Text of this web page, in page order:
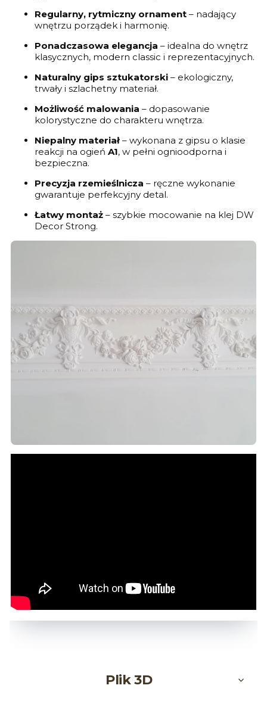
Regularny, rytmiczny ornament – nadający
wnętrzu porządek i harmonię.
Ponadczasowa elegancja – idealna do wnętrz
klasycznych, modern classic i reprezentacyjnych.
Naturalny gips sztukatorski – ekologiczny,
trwały i szlachetny materiał.
Możliwość malowania – dopasowanie
kolorystyczne do charakteru wnętrza.
Niepalny materiał– wykonana z gipsu o klasie
reakcji na ogień A1, w pełni ognioodporna i
bezpieczna.
Precyzja rzemieślnicza – ręczne wykonanie
gwarantuje perfekcyjny detal.
Łatwy montaż – szybkie mocowanie na klej DW
Decor Strong.
Plik 3D